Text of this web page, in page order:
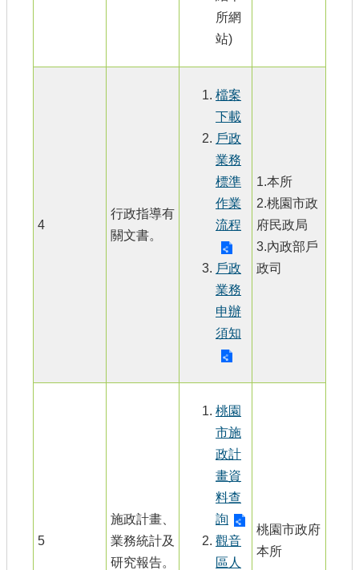
所網
站)
4
行政指導有
關文書。
檔案
下載
戶政
業務
標準
作業
流程
戶政
業務
申辦
須知
1.本所
2.桃園市政
府民政局
3.內政部戶
政司
5
施政計畫、
業務統計及
研究報告。
桃園
市施
政計
畫資
料查
詢
觀音
區人
桃園市政府
本所